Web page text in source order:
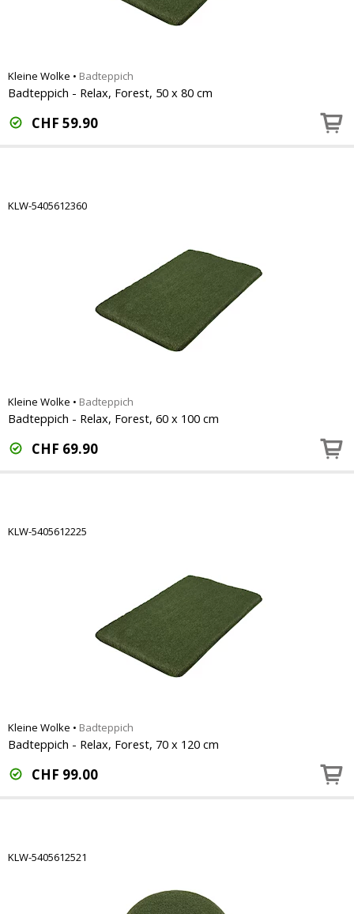
Kleine Wolke • Badteppich
Badteppich - Relax, Forest, 50 x 80 cm
CHF 59.90
KLW-5405612360
Kleine Wolke • Badteppich
Badteppich - Relax, Forest, 60 x 100 cm
CHF 69.90
KLW-5405612225
Kleine Wolke • Badteppich
Badteppich - Relax, Forest, 70 x 120 cm
CHF 99.00
KLW-5405612521